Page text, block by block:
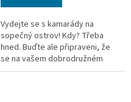
Vydejte se s kamarády na
sopečný ostrov! Kdy? Třeba
hned. Buďte ale připraveni, že
se na vašem dobrodružném
výletě může leccos nebo taky